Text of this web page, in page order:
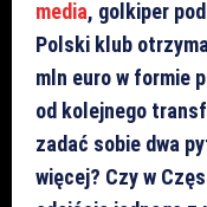
media, golkiper
Polski klub
mln euro w formie
od kolejnego
zadać sobie dwa
więcej? Czy w